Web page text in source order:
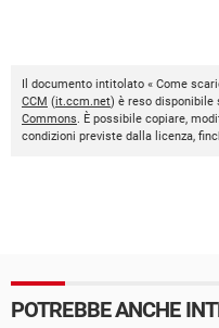
Il documento intitolato « Come
CCM (it.ccm.net) è reso
Commons. È possibile copiare,
condizioni previste dalla licenza,
POTREBBE ANCHE